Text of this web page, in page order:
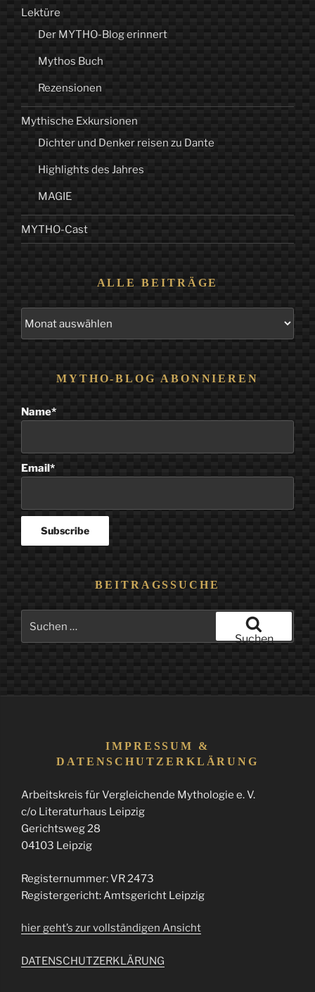
Lektüre
Der MYTHO-Blog erinnert
Mythos Buch
Rezensionen
Mythische Exkursionen
Dichter und Denker reisen zu Dante
Highlights des Jahres
MAGIE
MYTHO-Cast
ALLE BEITRÄGE
MYTHO-BLOG ABONNIEREN
Name*
Email*
BEITRAGSSUCHE
nach:
Suchen
IMPRESSUM &
DATENSCHUTZERKLÄRUNG
Arbeitskreis für Vergleichende Mythologie e. V.
c/o Literaturhaus Leipzig
Gerichtsweg 28
04103 Leipzig
Registernummer: VR 2473
Registergericht: Amtsgericht Leipzig
hier geht’s zur vollständigen Ansicht
DATENSCHUTZERKLÄRUNG